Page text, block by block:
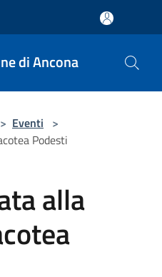
di Ancona
> Eventi >
Podesti
alla